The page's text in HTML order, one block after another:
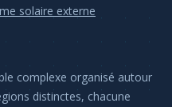
solaire externe
complexe organisé autour
distinctes, chacune